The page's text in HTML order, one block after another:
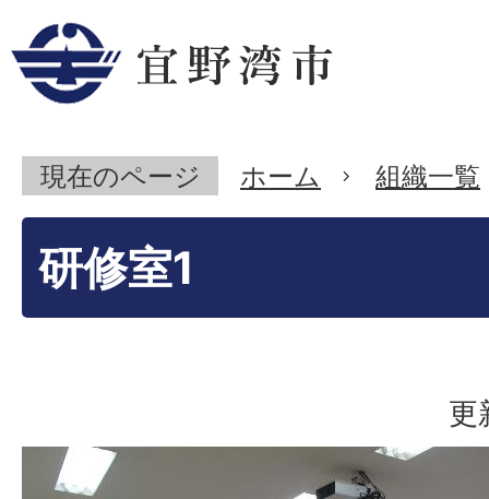
現在のページ ホーム 組織一覧
研修室1
更